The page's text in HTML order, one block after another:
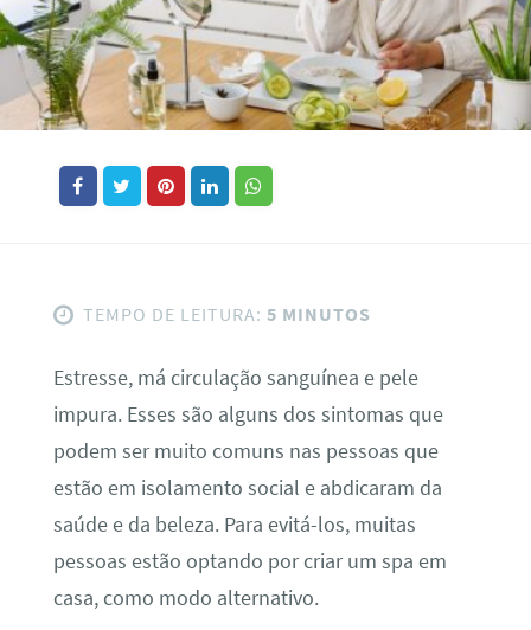
TEMPO DE LEITURA: 5 MINUTOS
Estresse, má circulação sanguínea e pele
impura. Esses são alguns dos sintomas que
podem ser muito comuns nas pessoas que
estão em isolamento social e abdicaram da
saúde e da beleza. Para evitá-los, muitas
pessoas estão optando por criar um spa em
casa, como modo alternativo.